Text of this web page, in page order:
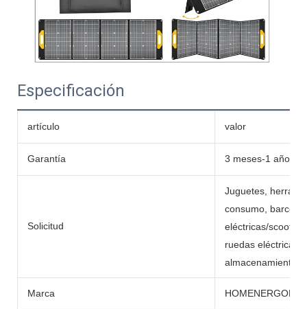
Especificación
artículo valor
Garantía 3 meses-1 año
Solicitud
Juguetes,
consumo, barcos,
eléctricas/
ruedas eléctricas,
almacenamiento
Marca HOMENERGON